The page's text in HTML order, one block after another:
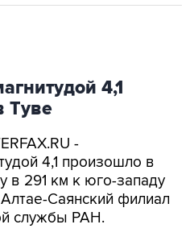
4,1
Туве
-
4,1 произошло в
в 291 км к юго-западу
Саянский филиал
службы РАН.